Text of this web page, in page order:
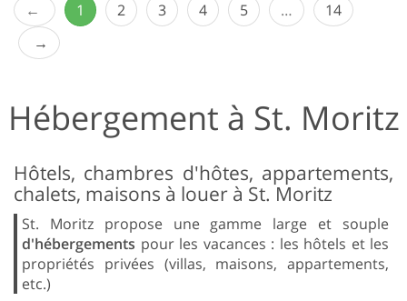
1 2 3 4 5 … 14
Hébergement à St. Moritz
Hôtels, chambres d'hôtes, appartements,
chalets, maisons à louer à St. Moritz
St. Moritz propose une gamme large et souple
d'hébergements pour les vacances : les hôtels et les
propriétés privées (villas, maisons, appartements,
etc.)